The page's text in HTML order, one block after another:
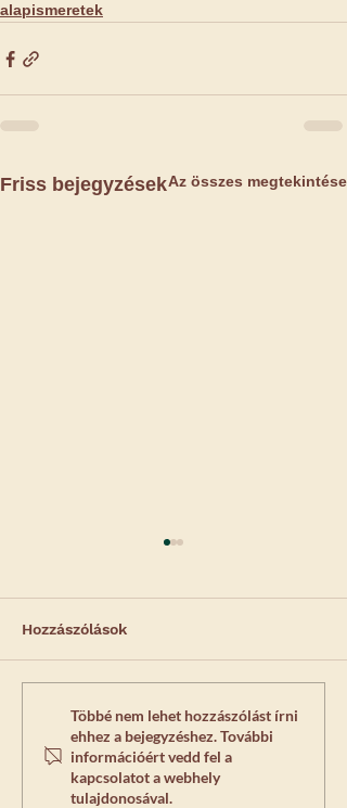
alapismeretek
Friss bejegyzésekAz összes megtekintése
Laparoszkópos
ivartalanítás sebek -
Képgaléria 2.
Hozzászólások
Többé nem lehet hozzászólást írni
ehhez a bejegyzéshez. További
információért vedd fel a
kapcsolatot a webhely
tulajdonosával.